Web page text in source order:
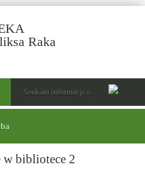
Raka
wpisz
szukaną
w bibliotece 2